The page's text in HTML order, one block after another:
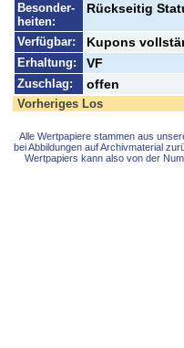
Besonder-
heiten:
Rückseitig
Verfügbar: Kupons
Erhaltung: VF
Zuschlag: offen
Vorheriges Los
Alle Wertpapiere stammen aus
bei Abbildungen auf Archivmaterial
Wertpapiers kann also von der